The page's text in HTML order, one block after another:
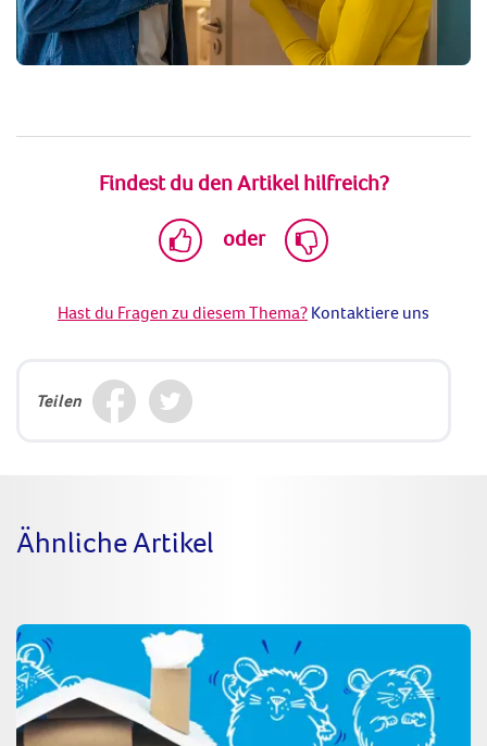
Findest du den Artikel hilfreich?
oder
Hast du Fragen zu diesem Thema? Kontaktiere uns
Teilen
Ähnliche Artikel